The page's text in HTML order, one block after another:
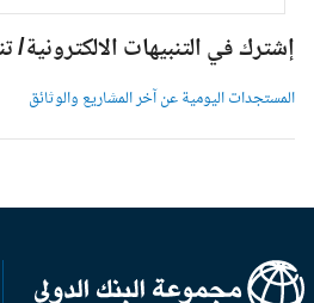
إشترك في التنبيهات الالكترونية/
المستجدات اليومية عن آخر المشاريع والوثائق